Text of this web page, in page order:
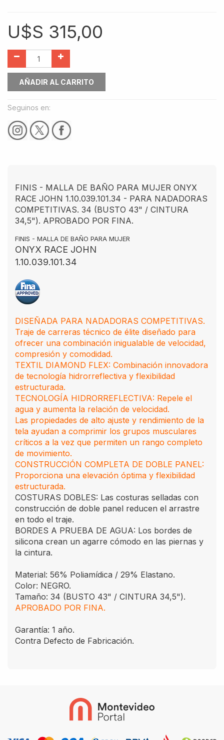
U$S 315,00
AÑADIR AL CARRITO
Seguinos en:
FINIS - MALLA DE BAÑO PARA MUJER ONYX
RACE JOHN 1.10.039.101.34 - PARA NADADORAS
COMPETITIVAS. 34 (BUSTO 43" / CINTURA
34,5"). APROBADO POR FINA.
FINIS - MALLA DE BAÑO PARA MUJER
ONYX RACE JOHN
1.10.039.101.34
DISEÑADA PARA NADADORAS COMPETITIVAS.
Traje de carreras técnico de élite diseñado para
ofrecer una combinación inigualable de velocidad,
compresión y comodidad.
TEXTIL DIAMOND FLEX: Combinación innovadora
de tecnología hidrorreflectiva y flexibilidad
estructurada.
TECNOLOGÍA HIDRORREFLECTIVA: Repele el
agua y aumenta la relación de velocidad.
Las propiedades de alto ajuste y rendimiento de la
tela ayudan a comprimir los grupos musculares
críticos a la vez que permiten un rango completo
de movimiento.
CONSTRUCCIÓN COMPLETA DE DOBLE PANEL:
Proporciona una elevación óptima y flexibilidad
estructurada.
COSTURAS DOBLES: Las costuras selladas con
construcción de doble panel reducen el arrastre
en todo el traje.
BORDES A PRUEBA DE AGUA: Los bordes de
silicona crean un agarre cómodo en las piernas y
la cintura.
Material: 56% Poliamídica / 29% Elastano.
Color: NEGRO.
Tamaño: 34 (BUSTO 43" / CINTURA 34,5").
APROBADO POR FINA.
Garantía: 1 año.
Contra Defecto de Fabricación.